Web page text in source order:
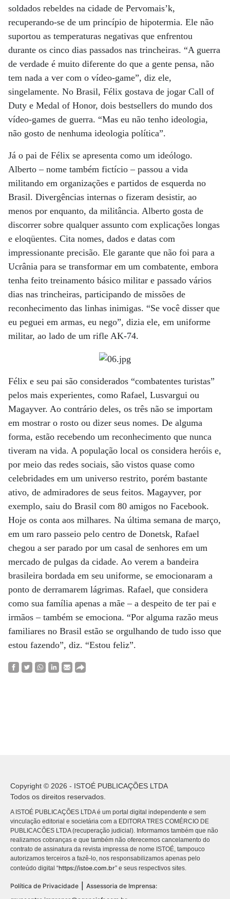
soldados rebeldes na cidade de Pervomais’k,
recuperando-se de um princípio de hipotermia. Ele não
suportou as temperaturas negativas que enfrentou
durante os cinco dias passados nas trincheiras. “A guerra
de verdade é muito diferente do que a gente pensa, não
tem nada a ver com o vídeo-game”, diz ele,
singelamente. No Brasil, Félix gostava de jogar Call of
Duty e Medal of Honor, dois bestsellers do mundo dos
vídeo-games de guerra. “Mas eu não tenho ideologia,
não gosto de nenhuma ideologia política”.
Já o pai de Félix se apresenta como um ideólogo.
Alberto – nome também fictício – passou a vida
militando em organizações e partidos de esquerda no
Brasil. Divergências internas o fizeram desistir, ao
menos por enquanto, da militância. Alberto gosta de
discorrer sobre qualquer assunto com explicações longas
e eloqüentes. Cita nomes, dados e datas com
impressionante precisão. Ele garante que não foi para a
Ucrânia para se transformar em um combatente, embora
tenha feito treinamento básico militar e passado vários
dias nas trincheiras, participando de missões de
reconhecimento das linhas inimigas. “Se você disser que
eu peguei em armas, eu nego”, dizia ele, em uniforme
militar, ao lado de um rifle AK-74.
Félix e seu pai são considerados “combatentes turistas”
pelos mais experientes, como Rafael, Lusvargui ou
Magayver. Ao contrário deles, os três não se importam
em mostrar o rosto ou dizer seus nomes. De alguma
forma, estão recebendo um reconhecimento que nunca
tiveram na vida. A população local os considera heróis e,
por meio das redes sociais, são vistos quase como
celebridades em um universo restrito, porém bastante
ativo, de admiradores de seus feitos. Magayver, por
exemplo, saiu do Brasil com 80 amigos no Facebook.
Hoje os conta aos milhares. Na última semana de março,
em um raro passeio pelo centro de Donetsk, Rafael
chegou a ser parado por um casal de senhores em um
mercado de pulgas da cidade. Ao verem a bandeira
brasileira bordada em seu uniforme, se emocionaram a
ponto de derramarem lágrimas. Rafael, que considera
como sua família apenas a mãe – a despeito de ter pai e
irmãos – também se emociona. “Por alguma razão meus
familiares no Brasil estão se orgulhando de tudo isso que
estou fazendo”, diz. “Estou feliz”.
Copyright © 2026 - ISTOÉ PUBLICAÇÕES LTDA
Todos os direitos reservados.
A ISTOÉ PUBLICAÇÕES LTDA é um portal digital independente e sem
vinculação editorial e societária com a EDITORA TRES COMÉRCIO DE
PUBLICACÕES LTDA (recuperação judicial). Informamos também que não
realizamos cobranças e que também não oferecemos cancelamento do
contrato de assinatura da revista impressa de nome ISTOÉ, tampouco
autorizamos terceiros a fazê-lo, nos responsabilizamos apenas pelo
conteúdo digital “https://istoe.com.br” e seus respectivos sites.
Política de Privacidade | Assessoria de Imprensa: